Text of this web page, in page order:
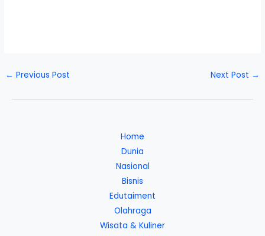
← Previous Post Next Post →
Home
Dunia
Nasional
Bisnis
Edutaiment
Olahraga
Wisata & Kuliner